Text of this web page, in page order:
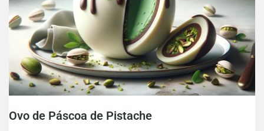
Ovo de Páscoa de Pistache